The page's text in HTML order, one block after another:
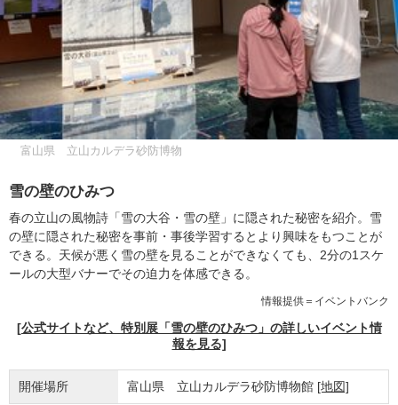
富山県 立山カルデラ砂防博物
雪の壁のひみつ
春の立山の風物詩「雪の大谷・雪の壁」に隠された秘密を紹介。雪
の壁に隠された秘密を事前・事後学習するとより興味をもつことが
できる。天候が悪く雪の壁を見ることができなくても、2分の1スケ
ールの大型バナーでその迫力を体感できる。
情報提供＝イベントバンク
[公式サイトなど、特別展「雪の壁のひみつ」の詳しいイベント情
報を見る]
開催場所 富山県 立山カルデラ砂防博物館 [地図]